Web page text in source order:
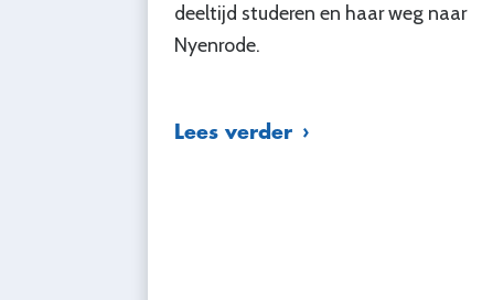
deeltijd studeren en haar weg naar
Nyenrode.
Lees verder